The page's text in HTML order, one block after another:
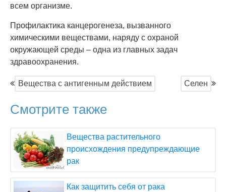
всем организме.
Профилактика канцерогенеза, вызванного
химическими веществами, наряду с охраной
окружающей среды – одна из главных задач
здравоохранения.
Вещества с антигенным действием Селен
Смотрите также
Вещества растительного
происхождения предупреждающие
рак
Как защитить себя от рака